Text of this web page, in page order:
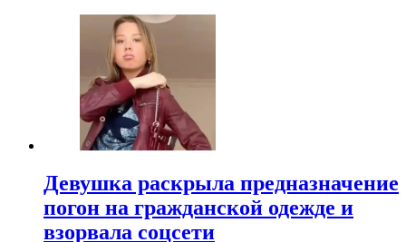
Девушка раскрыла предназначение
погон на гражданской одежде и
взорвала соцсети